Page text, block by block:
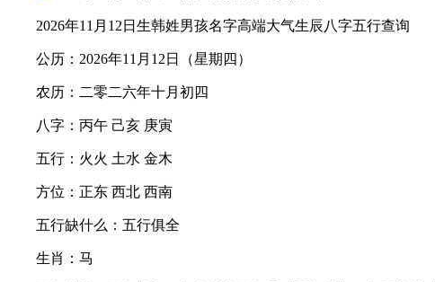
2026年11月12日生韩姓男孩名字高端大气生辰八字五行查询
公历：2026年11月12日（星期四）
农历：二零二六年十月初四
八字：丙午 己亥 庚寅
五行：火火 土水 金木
方位：正东 西北 西南
五行缺什么：五行俱全
生肖：马